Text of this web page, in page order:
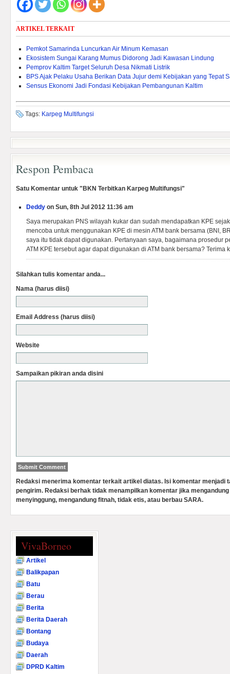
ARTIKEL TERKAIT
Pemkot Samarinda Luncurkan Air Minum Kemasan
Ekosistem Sungai Karang Mumus Didorong Jadi Kawasan Lindung
Pemprov Kaltim Target Seluruh Desa Nikmati Listrik
BPS Ajak Pelaku Usaha Berikan Data Jujur demi Kebijakan yang Tepat
Sensus Ekonomi Jadi Fondasi Kebijakan Pembangunan Kaltim
Tags: Karpeg Multifungsi
Respon Pembaca
Satu Komentar untuk "BKN Terbitkan Karpeg Multifungsi"
Deddy on Sun, 8th Jul 2012 11:36 am
Saya merupakan PNS wilayah kukar dan sudah mendapatkan KPE
mencoba untuk menggunakan KPE di mesin ATM bank bersama (BNI,
saya itu tidak dapat digunakan. Pertanyaan saya, bagaimana prosedur
ATM KPE tersebut agar dapat digunakan di ATM bank bersama? Terima
Silahkan tulis komentar anda...
Nama (harus diisi)
Email Address (harus diisi)
Website
Sampaikan pikiran anda disini
Redaksi menerima komentar terkait artikel diatas. Isi komentar menjadi
pengirim. Redaksi berhak tidak menampilkan komentar jika
menyinggung, mengandung fitnah, tidak etis, atau berbau SARA.
VivaBorneo
Artikel
Balikpapan
Batu
Berau
Berita
Berita Daerah
Bontang
Budaya
Daerah
DPRD Kaltim